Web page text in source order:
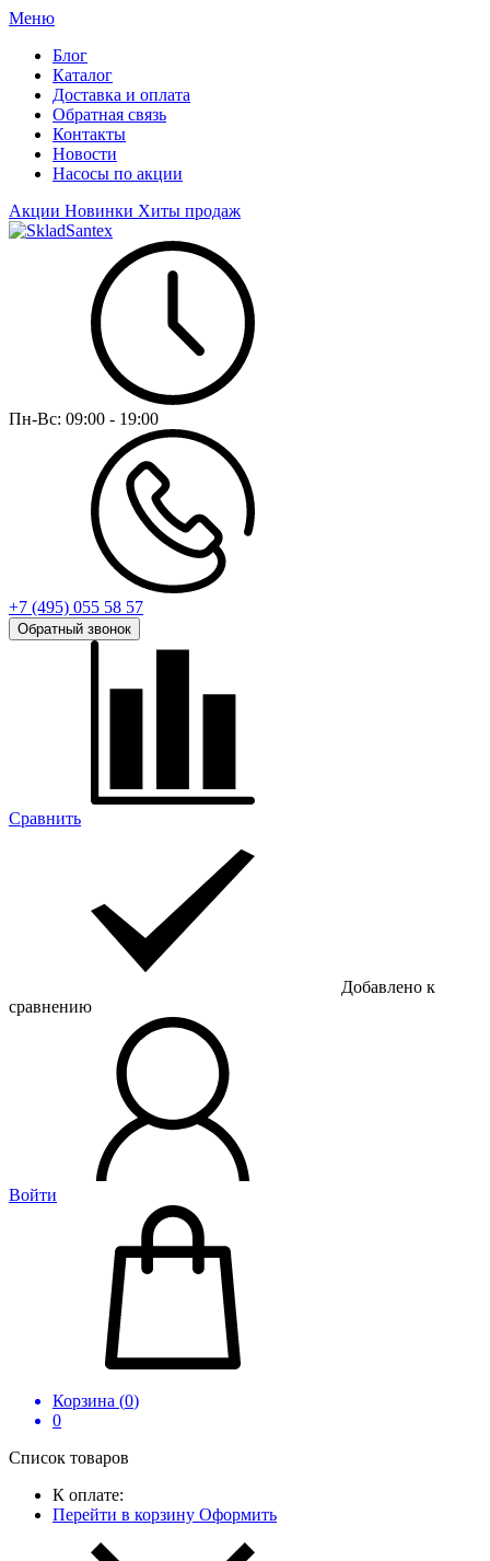
Меню
Блог
Каталог
Доставка и оплата
Обратная связь
Контакты
Новости
Насосы по акции
Акции Новинки Хиты продаж
Пн-Вс: 09:00 - 19:00
+7 (495) 055 58 57
Обратный звонок
Сравнить
Добавлено к
сравнению
Войти
Корзина (0)
0
Список товаров
К оплате:
Перейти в корзину Оформить